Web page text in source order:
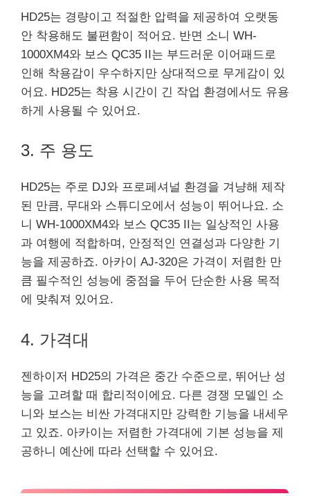
HD25는 경량이고 적절한 압력을 제공하여 오랫동
안 착용해도 불편함이 적어요. 반면 소니 WH-
1000XM4와 보스 QC35 II는 부드러운 이어패드로
인해 착용감이 우수하지만 상대적으로 무게감이 있
어요. HD25는 착용 시간이 긴 작업 환경에서도 유용
하게 사용될 수 있어요.
3. 주 용도
HD25는 주로 DJ와 프로페셔널 환경을 겨냥해 제작
된 만큼, 무대와 스튜디오에서 성능이 뛰어나요. 소
니 WH-1000XM4와 보스 QC35 II는 일상적인 사용
과 여행에 적합하며, 안정적인 연결성과 다양한 기
능을 제공하죠. 아카이 AJ-320은 가격이 저렴한 만
큼 필수적인 성능에 중점을 두어 단순한 사용 목적
에 맞춰져 있어요.
4. 가격대
젠하이저 HD25의 가격은 중간 수준으로, 뛰어난 성
능을 고려할 때 합리적이에요. 다른 경쟁 모델인 소
니와 보스는 비싼 가격대지만 강력한 기능을 내세우
고 있죠. 아카이는 저렴한 가격대에 기본 성능을 제
공하니 예산에 따라 선택할 수 있어요.